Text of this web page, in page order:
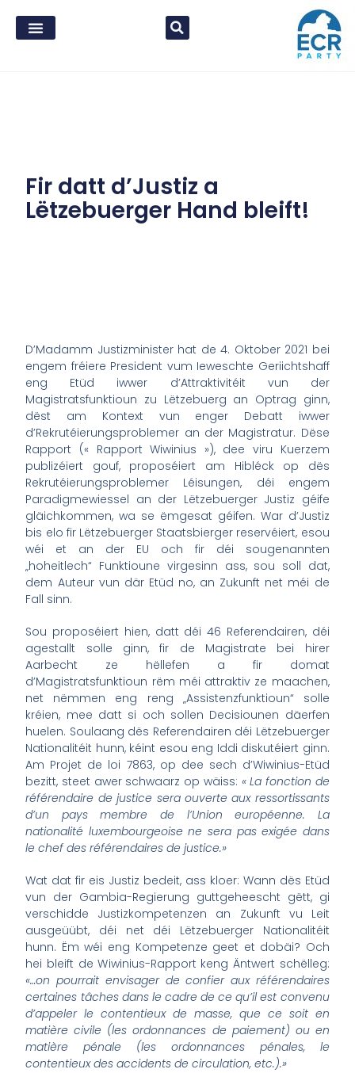
Fir datt d’Justiz a
Lëtzebuerger Hand bleift!
D’Madamm Justizminister hat de 4. Oktober 2021 bei
engem fréiere President vum Ieweschte Geriichtshaff
eng Etüd iwwer d’Attraktivitéit vun der
Magistratsfunktioun zu Lëtzebuerg an Optrag ginn,
dëst am Kontext vun enger Debatt iwwer
d’Rekrutéierungsproblemer an der Magistratur. Dëse
Rapport (« Rapport Wiwinius »), dee viru Kuerzem
publizéiert gouf, proposéiert am Hibléck op dës
Rekrutéierungsproblemer Léisungen, déi engem
Paradigmewiessel an der Lëtzebuerger Justiz géife
gläichkommen, wa se ëmgesat géifen. War d’Justiz
bis elo fir Lëtzebuerger Staatsbierger reservéiert, esou
wéi et an der EU och fir déi sougenannten
„hoheitlech“ Funktioune virgesinn ass, sou soll dat,
dem Auteur vun där Etüd no, an Zukunft net méi de
Fall sinn.
Sou proposéiert hien, datt déi 46 Referendairen, déi
agestallt solle ginn, fir de Magistrate bei hirer
Aarbecht ze hëllefen a fir domat
d’Magistratsfunktioun rëm méi attraktiv ze maachen,
net nëmmen eng reng „Assistenzfunktioun“ solle
kréien, mee datt si och sollen Decisiounen däerfen
huelen. Soulaang dës Referendairen déi Lëtzebuerger
Nationalitéit hunn, kéint esou eng Iddi diskutéiert ginn.
Am Projet de loi 7863, op dee sech d’Wiwinius-Etüd
bezitt, steet awer schwaarz op wäiss: «La fonction de
référendaire de justice sera ouverte aux ressortissants
d’un pays membre de l’Union européenne. La
nationalité luxembourgeoise ne sera pas exigée dans
le chef des référendaires de justice.»
Wat dat fir eis Justiz bedeit, ass kloer: Wann dës Etüd
vun der Gambia-Regierung guttgeheescht gëtt, gi
verschidde Justizkompetenzen an Zukunft vu Leit
ausgeüübt, déi net déi Lëtzebuerger Nationalitéit
hunn. Ëm wéi eng Kompetenze geet et dobäi? Och
hei bleift de Wiwinius-Rapport keng Äntwert schëlleg:
«…on pourrait envisager de confier aux référendaires
certaines tâches dans le cadre de ce qu’il est convenu
d’appeler le contentieux de masse, que ce soit en
matière civile (les ordonnances de paiement) ou en
matière pénale (les ordonnances pénales, le
contentieux des accidents de circulation, etc.).»